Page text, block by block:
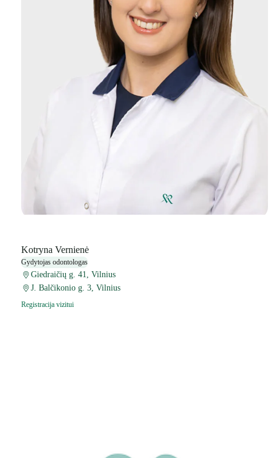
Kotryna Vernienė
Gydytojas odontologas
Giedraičių g. 41, Vilnius
J. Balčikonio g. 3, Vilnius
Registracija vizitui